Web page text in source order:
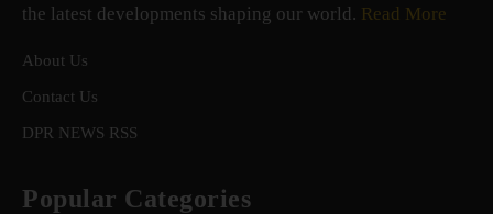
the latest developments shaping our world. Read More
About Us
Contact Us
DPR NEWS RSS
Popular Categories